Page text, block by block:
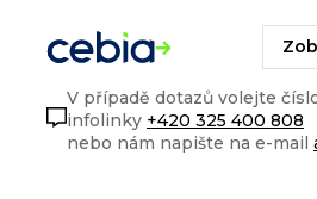
V případě dotazů volejte
infolinky +420 325 400 808
nebo nám napište na e-mail